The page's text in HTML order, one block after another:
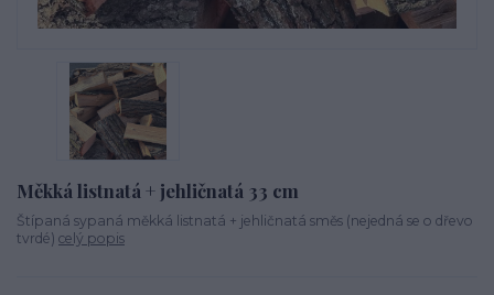
Měkká listnatá + jehličnatá 33 cm
Štípaná sypaná měkká listnatá + jehličnatá směs (nejedná se o dřevo
tvrdé) celý popis